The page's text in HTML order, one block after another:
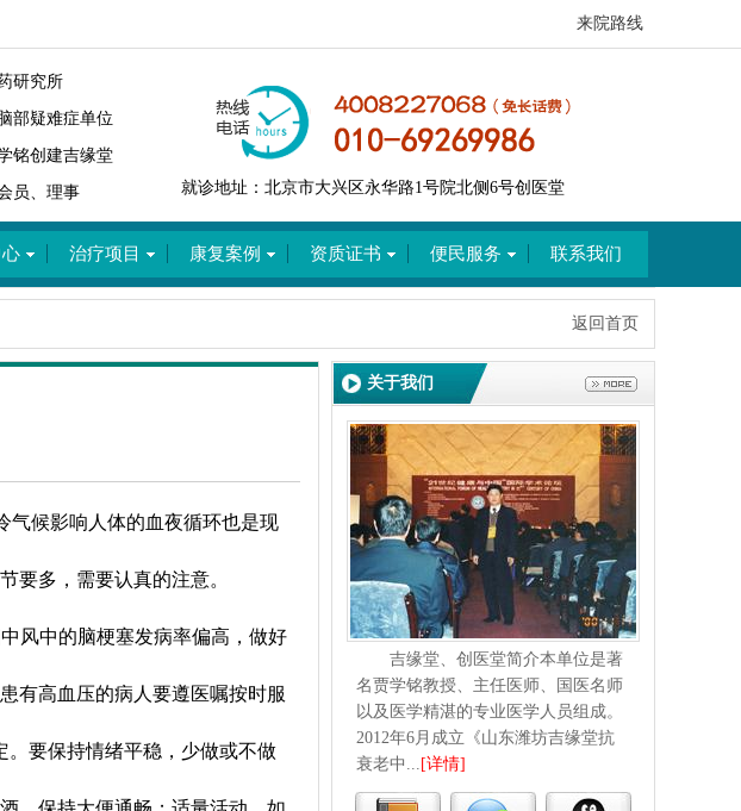
来院路线
研究所
部疑难症单位
铭创建吉缘堂
员、理事 就诊地址：北京市大兴区永华路1号院北侧6号创医堂
治疗项目 康复案例 资质证书 便民服务 联系我们
返回首页
气候影响人体的血夜循环也是现
要多，需要认真的注意。
风中的脑梗塞发病率偏高，做好
有高血压的病人要遵医嘱按时服
。要保持情绪平稳，少做或不做
关于我们
吉缘堂、创医堂简介本单位是著
名贾学铭教授、主任医师、国医名师
以及医学精湛的专业医学人员组成。
2012年6月成立《山东潍坊吉缘堂抗
衰老中... [详情]